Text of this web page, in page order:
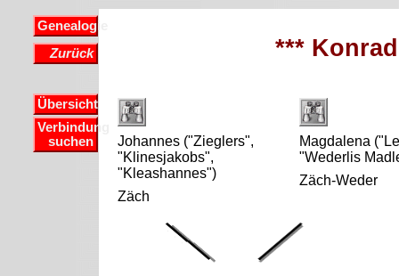
Genealogie
Zurück
Übersicht
Verbindung
suchen
***
Johannes ("Zieglers",
"Klinesjakobs",
"Kleashannes")
Zäch
Magdalena
"Wederlis
Zäch-Weder